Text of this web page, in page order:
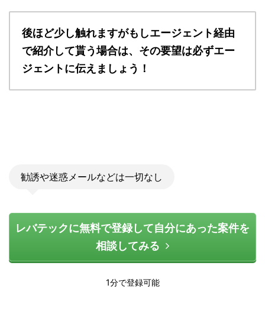
後ほど少し触れますがもしエージェント経由
で紹介して貰う場合は、その要望は必ずエー
ジェントに伝えましょう！
勧誘や迷惑メールなどは一切なし
レバテックに無料で登録して自分にあった案件を
相談してみる
1分で登録可能